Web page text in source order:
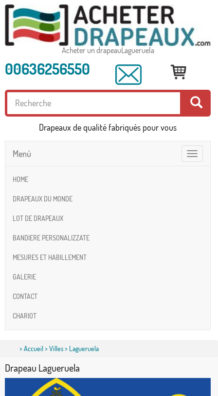
Acheter un drapeauLagueruela
00636256550
Drapeaux de qualité fabriqués pour vous
Toggle
navigation
Menú
HOME
DRAPEAUX DU MONDE
LOT DE DRAPEAUX
BANDIERE PERSONALIZZATE
MESURES ET HABILLEMENT
GALERIE
CONTACT
CHARIOT
>Accueil>Villes> Lagueruela
Drapeau Lagueruela